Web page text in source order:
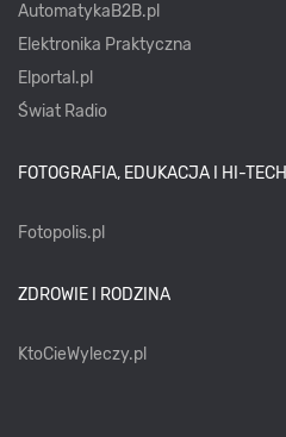
AutomatykaB2B.pl
Elektronika Praktyczna
Elportal.pl
Świat Radio
FOTOGRAFIA, EDUKACJA I HI-TECH
Fotopolis.pl
ZDROWIE I RODZINA
KtoCieWyleczy.pl